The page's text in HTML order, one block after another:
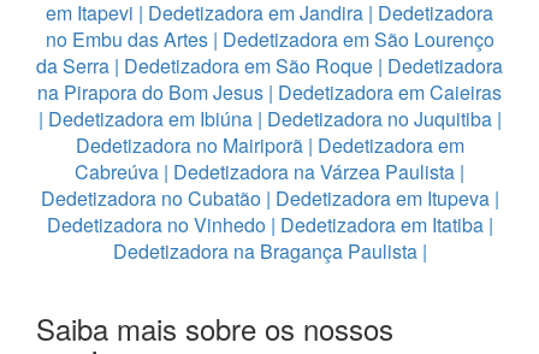
em Itapevi | Dedetizadora em Jandira | Dedetizadora
no Embu das Artes| Dedetizadora em São Lourenço
da Serra | Dedetizadora em São Roque | Dedetizadora
na Pirapora do Bom Jesus | Dedetizadora em Caieiras
| Dedetizadora em Ibiúna| Dedetizadora no Juquitiba|
Dedetizadora no Mairiporã| Dedetizadora em
Cabreúva | Dedetizadora na Várzea Paulista |
Dedetizadora no Cubatão| Dedetizadora em Itupeva|
Dedetizadora no Vinhedo| Dedetizadora em Itatiba|
Dedetizadora na Bragança Paulista|
Saiba mais sobre os nossos